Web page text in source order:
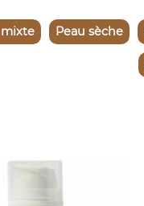
mixte Peau sèche